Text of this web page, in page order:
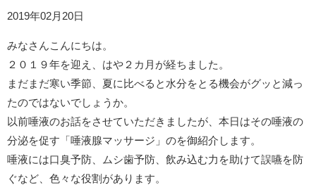
2019年02月20日
みなさんこんにちは。
２０１９年を迎え、はや２カ月が経ちました。
まだまだ寒い季節、夏に比べると水分をとる機会がグッと減っ
たのではないでしょうか。
以前唾液のお話をさせていただきましたが、本日はその唾液の
分泌を促す「唾液腺マッサージ」のを御紹介します。
唾液には口臭予防、ムシ歯予防、飲み込む力を助けて誤嚥を防
ぐなど、色々な役割があります。